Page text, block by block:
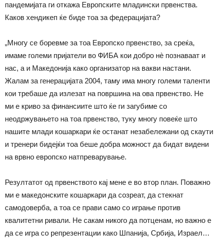
пандемијата ги откажа Европските младински првенства.
Каков хендикеп ќе биде тоа за федерацијата?
„Многу се боревме за тоа Европско првенство, за среќа,
имаме големи пријатели во ФИБА кои добро нè познаваат и
нас, а и Македонија како организатор на вакви настани.
Жалам за генерацијата 2004, таму има многу големи таленти
кои требаше да излезат на површина на ова првенство. Не
ми е криво за финансиите што ќе ги загубиме со
неодржувањето на тоа првенство, туку многу повеќе што
нашите млади кошаркари ќе останат незабележани од скаути
и тренери бидејќи тоа беше добра можност да бидат видени
на врвно европско натпреварување.
Резултатот од првенството кај мене е во втор план. Поважно
ми е македонските кошаркари да созреат, да стекнат
самодоверба, а тоа се прави само со играње против
квалитетни ривали. Не сакам никого да потценам, но важно е
да се игра со репрезентации како Шпанија, Србија, Израел…